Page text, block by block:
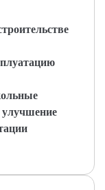
улучшение